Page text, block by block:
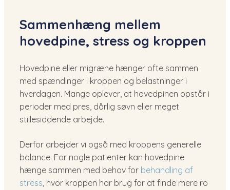
Sammenhæng mellem
hovedpine, stress og kroppen
Hovedpine eller migræne hænger ofte sammen
med spændinger i kroppen og belastninger i
hverdagen. Mange oplever, at hovedpinen opstår i
perioder med pres, dårlig søvn eller meget
stillesiddende arbejde.
Derfor arbejder vi også med kroppens generelle
balance. For nogle patienter kan hovedpine
hænge sammen med behov for behandling af
stress, hvor kroppen har brug for at finde mere ro